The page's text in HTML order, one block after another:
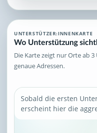
UNTERSTÜTZER:INNENKARTE
Wo Unterstützung
Die Karte zeigt nur Orte ab
genaue Adressen.
Sobald die ersten
erscheint hier die